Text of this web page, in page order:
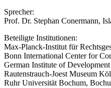
Sprecher:
Prof. Dr. Stephan Conermann,
Beteiligte Institutionen:
Max-Planck-Institut für
Bonn International Center for
German Institute of
Rautenstrauch-Joest Museum
Ruhr Universität Bochum,